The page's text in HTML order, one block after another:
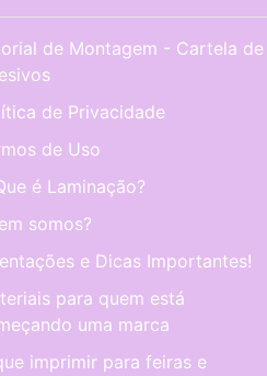
de Montagem - Cartela de
de Privacidade
de Uso
é Laminação?
somos?
e Dicas Importantes!
para quem está
uma marca
imprimir para feiras e